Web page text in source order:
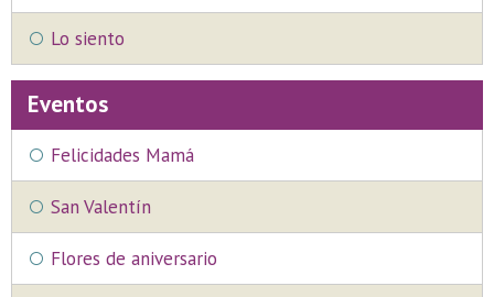
Lo siento
Eventos
Felicidades Mamá
San Valentín
Flores de aniversario